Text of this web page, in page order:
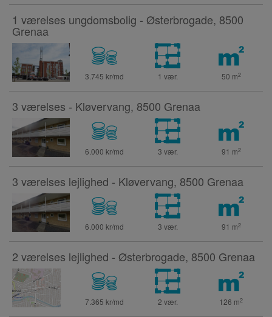
1 værelses ungdomsbolig - Østerbrogade, 8500
Grenaa
3.745 kr/md 1 vær. 50 m2
3 værelses - Kløvervang, 8500 Grenaa
6.000 kr/md 3 vær. 91 m2
3 værelses lejlighed - Kløvervang, 8500 Grenaa
6.000 kr/md 3 vær. 91 m2
2 værelses lejlighed - Østerbrogade, 8500 Grenaa
7.365 kr/md 2 vær. 126 m2